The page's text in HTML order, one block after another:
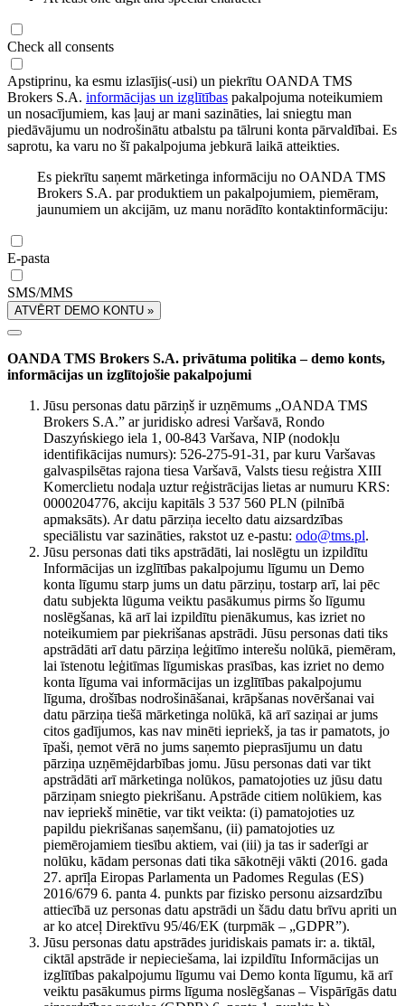
Check all consents
Apstiprinu, ka esmu izlasījis(-usi) un piekrītu OANDA TMS
Brokers S.A. informācijas un izglītības pakalpojuma noteikumiem
un nosacījumiem, kas ļauj ar mani sazināties, lai sniegtu man
piedāvājumu un nodrošinātu atbalstu pa tālruni konta pārvaldībai. Es
saprotu, ka varu no šī pakalpojuma jebkurā laikā atteikties.
Es piekrītu saņemt mārketinga informāciju no OANDA TMS
Brokers S.A. par produktiem un pakalpojumiem, piemēram,
jaunumiem un akcijām, uz manu norādīto kontaktinformāciju:
E-pasta
SMS/MMS
ATVĒRT DEMO KONTU »
OANDA TMS Brokers S.A. privātuma politika – demo konts,
informācijas un izglītojošie pakalpojumi
Jūsu personas datu pārziņš ir uzņēmums „OANDA TMS
Brokers S.A.” ar juridisko adresi Varšavā, Rondo
Daszyńskiego iela 1, 00-843 Varšava, NIP (nodokļu
identifikācijas numurs): 526-275-91-31, par kuru Varšavas
galvaspilsētas rajona tiesa Varšavā, Valsts tiesu reģistra XIII
Komerclietu nodaļa uztur reģistrācijas lietas ar numuru KRS:
0000204776, akciju kapitāls 3 537 560 PLN (pilnībā
apmaksāts). Ar datu pārziņa iecelto datu aizsardzības
speciālistu var sazināties, rakstot uz e-pastu: odo@tms.pl.
Jūsu personas dati tiks apstrādāti, lai noslēgtu un izpildītu
Informācijas un izglītības pakalpojumu līgumu un Demo
konta līgumu starp jums un datu pārziņu, tostarp arī, lai pēc
datu subjekta lūguma veiktu pasākumus pirms šo līgumu
noslēgšanas, kā arī lai izpildītu pienākumus, kas izriet no
noteikumiem par piekrišanas apstrādi. Jūsu personas dati tiks
apstrādāti arī datu pārziņa leģitīmo interešu nolūkā, piemēram,
lai īstenotu leģitīmas līgumiskas prasības, kas izriet no demo
konta līguma vai informācijas un izglītības pakalpojumu
līguma, drošības nodrošināšanai, krāpšanas novēršanai vai
datu pārziņa tiešā mārketinga nolūkā, kā arī saziņai ar jums
citos gadījumos, kas nav minēti iepriekš, ja tas ir pamatots, jo
īpaši, ņemot vērā no jums saņemto pieprasījumu un datu
pārziņa uzņēmējdarbības jomu. Jūsu personas dati var tikt
apstrādāti arī mārketinga nolūkos, pamatojoties uz jūsu datu
pārziņam sniegto piekrišanu. Apstrāde citiem nolūkiem, kas
nav iepriekš minētie, var tikt veikta: (i) pamatojoties uz
papildu piekrišanas saņemšanu, (ii) pamatojoties uz
piemērojamiem tiesību aktiem, vai (iii) ja tas ir saderīgi ar
nolūku, kādam personas dati tika sākotnēji vākti (2016. gada
27. aprīļa Eiropas Parlamenta un Padomes Regulas (ES)
2016/679 6. panta 4. punkts par fizisko personu aizsardzību
attiecībā uz personas datu apstrādi un šādu datu brīvu apriti un
ar ko atceļ Direktīvu 95/46/EK (turpmāk – „GDPR”).
Jūsu personas datu apstrādes juridiskais pamats ir: a. tiktāl,
ciktāl apstrāde ir nepieciešama, lai izpildītu Informācijas un
izglītības pakalpojumu līgumu vai Demo konta līgumu, kā arī
veiktu pasākumus pirms līguma noslēgšanas – Vispārīgās datu